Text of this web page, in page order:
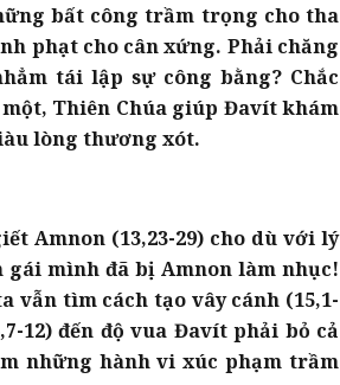
bất công trầm trọng cho tha
phạt cho cân xứng. Phải chăng
tái lập sự công bằng? Chắc
Thiên Chúa giúp Đavít khám
lòng thương xót.
Amnon (13,23-29) cho dù với lý
gái mình đã bị Amnon làm nhục!
vẫn tìm cách tạo vây cánh (15,1-
12) đến độ vua Đavít phải bỏ cả
những hành vi xúc phạm trầm